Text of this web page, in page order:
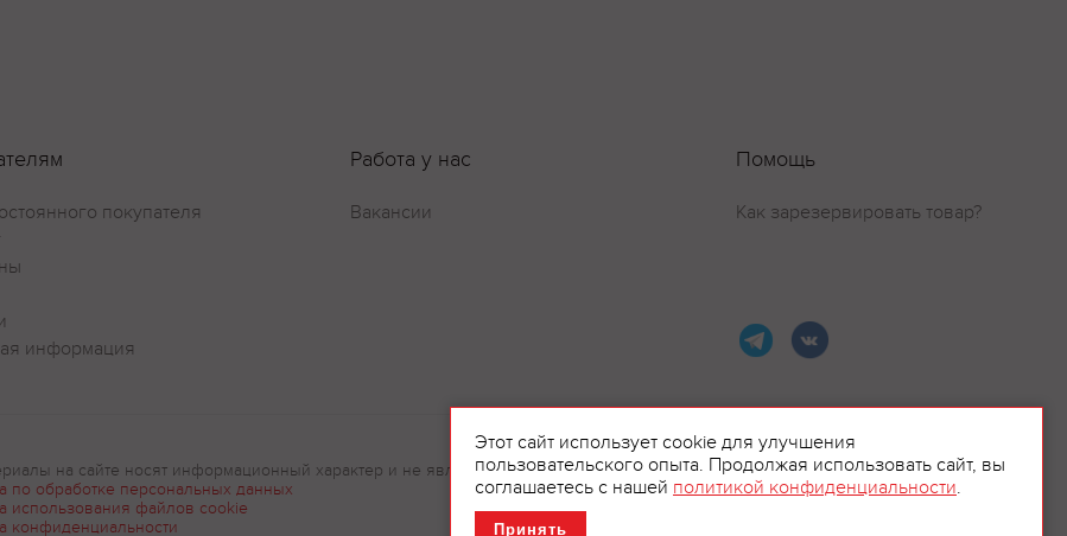
покупателя
информация
Работа у нас
Вакансии
Помощь
Как зарезервировать товар?
на сайте носят информационный характер и не являются рекламой.
по обработке персональных данных
использования файлов cookie
конфиденциальности
Этот сайт использует cookie для улучшения
пользовательского опыта. Продолжая использовать сайт, вы
соглашаетесь с нашей политикой конфиденциальности.
Принять